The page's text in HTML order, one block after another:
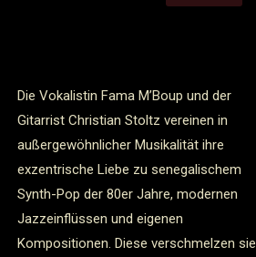
Die Vokalistin Fama M’Boup und der
Gitarrist Christian Stoltz vereinen in
außergewöhnlicher Musikalität ihre
exzentrische Liebe zu senegalischem
Synth-Pop der 80er Jahre, modernen
Jazzeinflüssen und eigenen
Kompositionen. Diese verschmelzen sie